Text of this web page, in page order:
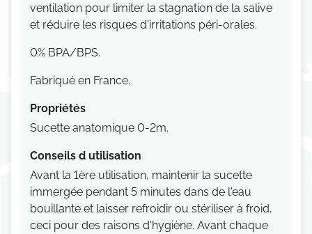
ventilation pour limiter la stagnation de la salive
et réduire les risques d'irritations péri-orales.
0% BPA/BPS.
Fabriqué en France.
Propriétés
Sucette anatomique 0-2m.
Conseils d utilisation
Avant la 1ère utilisation, maintenir la sucette
immergée pendant 5 minutes dans de l'eau
bouillante et laisser refroidir ou stériliser à froid,
ceci pour des raisons d'hygiène. Avant chaque